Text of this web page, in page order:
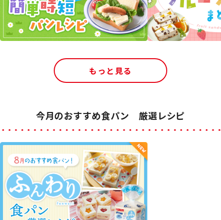
もっと見る
今月のおすすめ食パン 厳選レシピ